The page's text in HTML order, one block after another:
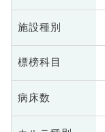
施設種別
標榜科目
病床数